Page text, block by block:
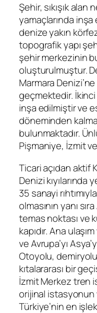
Şehir, sıkışık
yamaçlarında
denize yakın
topografik yapı
şehir merkezinin
oluşturulmuştur.
Marmara
geçmektedir.
inşa edilmiştir ve
döneminden
bulunmaktadır.
Pişmaniye, İzmit
Ticari açıdan aktif
Denizi kıyılarında
35 sanayi
olmasının yanı
temas noktası ve
kapıdır. Ana
ve Avrupa’yı
Otoyolu,
kıtalararası bir
İzmit Merkez tren
orijinal
Türkiye’nin en